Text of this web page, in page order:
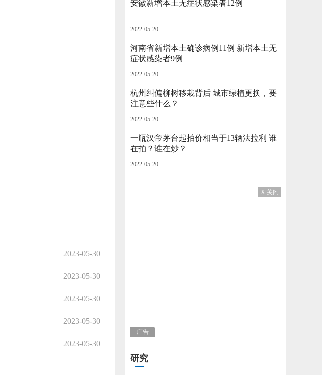
2023-05-30
2023-05-30
2023-05-30
2023-05-30
2023-05-30
安徽新增本土无症状感染者12例
2022-05-20
河南省新增本土确诊病例11例 新增本土无
症状感染者9例
2022-05-20
杭州纠偏柳树移栽背后 城市绿植更换，要
注意些什么？
2022-05-20
一瓶汉帝茅台起拍价相当于13辆法拉利 谁
在拍？谁在炒？
2022-05-20
广告
X 关闭
研究